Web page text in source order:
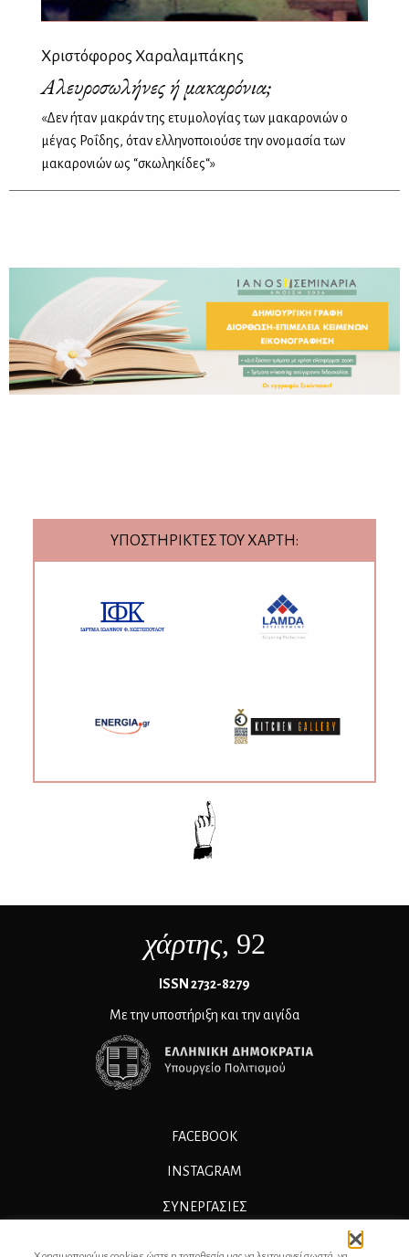
Χριστόφορος Χαραλαμπάκης
Αλευροσωλήνες ή μακαρόνια;
«Δεν ήταν μακράν της ετυμολογίας των μακαρονιών ο
μέγας Ροΐδης, όταν ελληνοποιούσε την ονομασία των
μακαρονιών ως “σκωληκίδες“»
ΥΠΟΣΤΗΡΙΚΤΕΣ ΤΟΥ ΧΑΡΤΗ:
χάρτης, 92
ΙSSN 2732-8279
Με την υποστήριξη και την αιγίδα
FACEBOOK
INSTAGRAM
ΣΥΝΕΡΓΑΣΊΕΣ